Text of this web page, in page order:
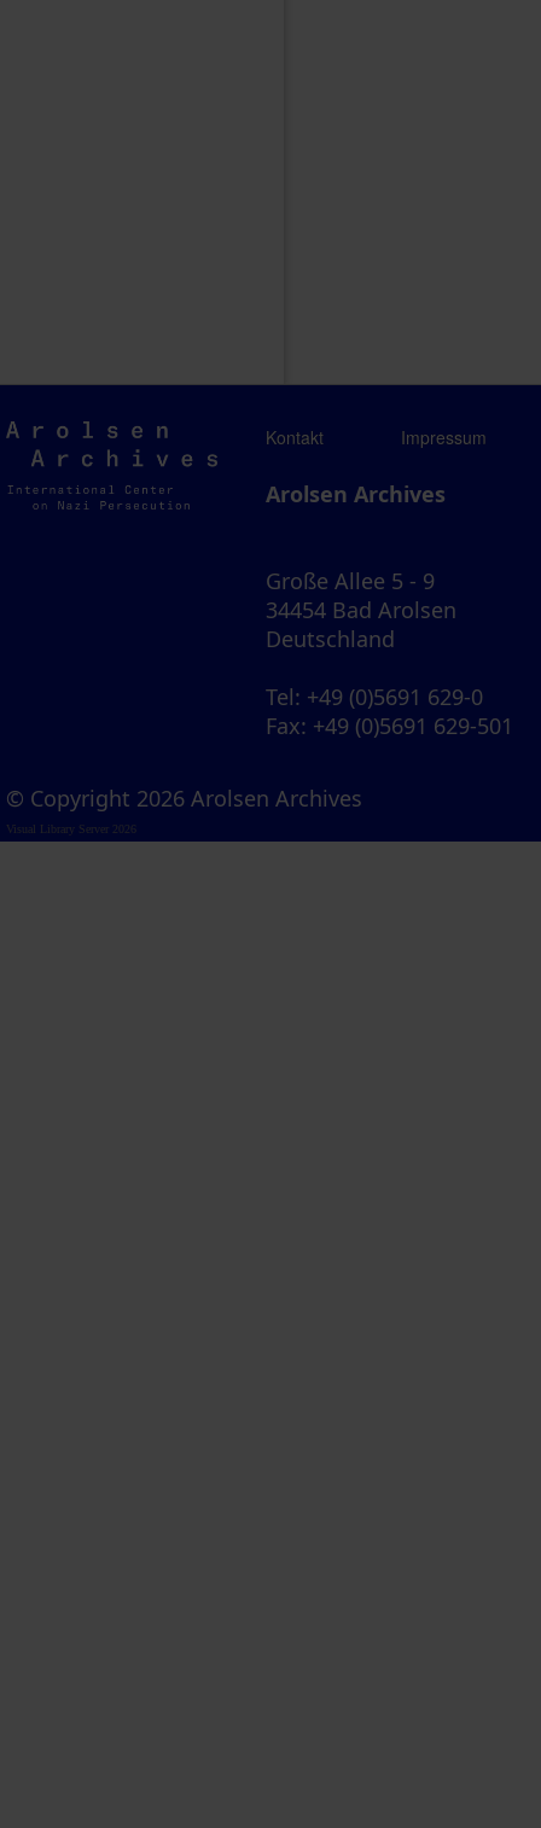
Arolsen
Archives
Kontakt Impressum
Arolsen Archives
Große Allee 5 - 9
34454 Bad Arolsen
Deutschland
Tel: +49 (0)5691 629-0
Fax: +49 (0)5691 629-501
© Copyright 2026 Arolsen Archives
Visual Library Server 2026